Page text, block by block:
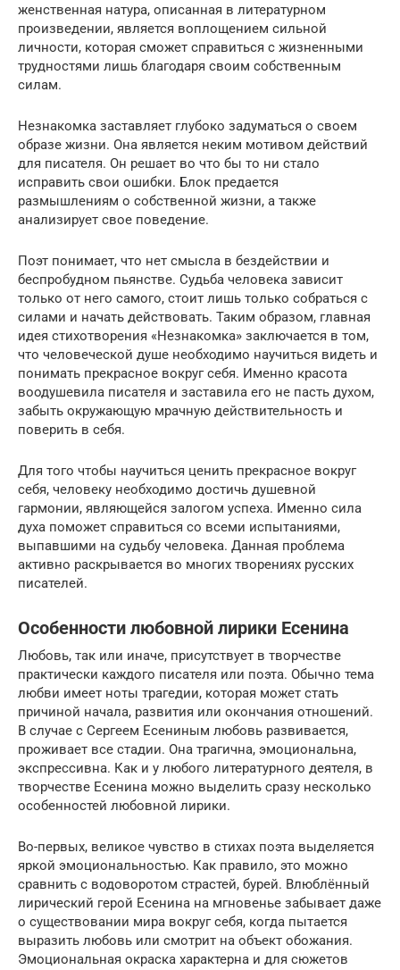
женственная натура, описанная в литературном
произведении, является воплощением сильной
личности, которая сможет справиться с жизненными
трудностями лишь благодаря своим собственным
силам.
Незнакомка заставляет глубоко задуматься о своем
образе жизни. Она является неким мотивом действий
для писателя. Он решает во что бы то ни стало
исправить свои ошибки. Блок предается
размышлениям о собственной жизни, а также
анализирует свое поведение.
Поэт понимает, что нет смысла в бездействии и
беспробудном пьянстве. Судьба человека зависит
только от него самого, стоит лишь только собраться с
силами и начать действовать. Таким образом, главная
идея стихотворения «Незнакомка» заключается в том,
что человеческой душе необходимо научиться видеть и
понимать прекрасное вокруг себя. Именно красота
воодушевила писателя и заставила его не пасть духом,
забыть окружающую мрачную действительность и
поверить в себя.
Для того чтобы научиться ценить прекрасное вокруг
себя, человеку необходимо достичь душевной
гармонии, являющейся залогом успеха. Именно сила
духа поможет справиться со всеми испытаниями,
выпавшими на судьбу человека. Данная проблема
активно раскрывается во многих творениях русских
писателей.
Особенности любовной лирики Есенина
Любовь, так или иначе, присутствует в творчестве
практически каждого писателя или поэта. Обычно тема
любви имеет ноты трагедии, которая может стать
причиной начала, развития или окончания отношений.
В случае с Сергеем Есениным любовь развивается,
проживает все стадии. Она трагична, эмоциональна,
экспрессивна. Как и у любого литературного деятеля, в
творчестве Есенина можно выделить сразу несколько
особенностей любовной лирики.
Во-первых, великое чувство в стихах поэта выделяется
яркой эмоциональностью. Как правило, это можно
сравнить с водоворотом страстей, бурей. Влюблённый
лирический герой Есенина на мгновенье забывает даже
о существовании мира вокруг себя, когда пытается
выразить любовь или смотрит на объект обожания.
Эмоциональная окраска характерна и для сюжетов